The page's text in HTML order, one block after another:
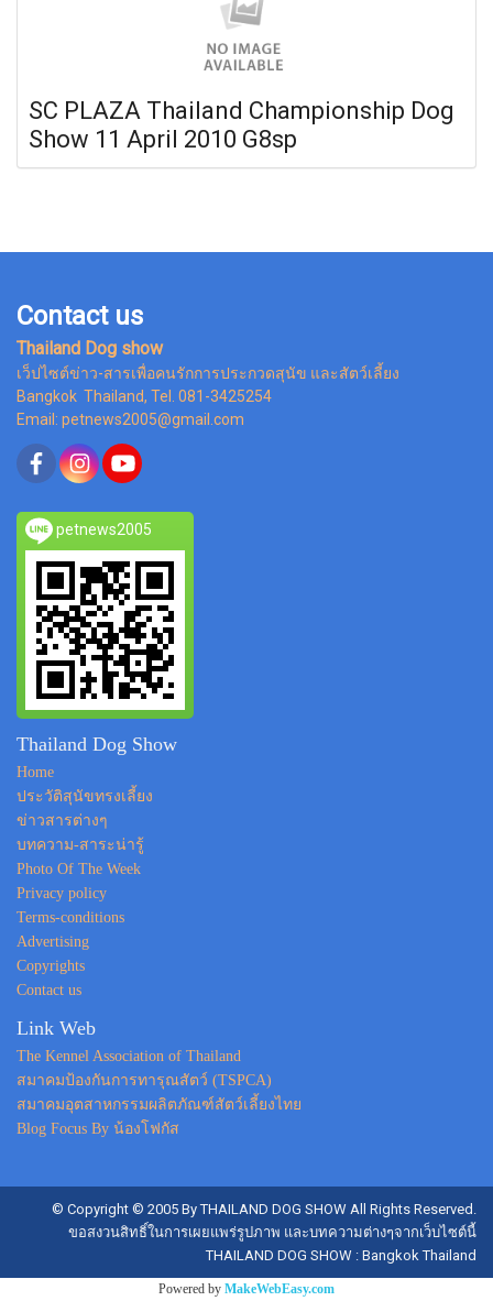
SC PLAZA Thailand Championship Dog
Show 11 April 2010 G8sp
Contact us
Thailand Dog show
เว็ปไซต์ข่าว-สารเพื่อคนรักการประกวดสุนัข และสัตว์เลี้ยง
Bangkok Thailand, Tel. 081-3425254
Email: petnews2005@gmail.com
petnews2005
Thailand Dog Show
Home
ประวัติสุนัขทรงเลี้ยง
ข่าวสารต่างๆ
บทความ-สาระน่ารู้
Photo Of The Week
Privacy policy
Terms-conditions
Advertising
Copyrights
Contact us
Link Web
The Kennel Association of Thailand
สมาคมป้องกันการทารุณสัตว์ (TSPCA)
สมาคมอุตสาหกรรมผลิตภัณฑ์สัตว์เลี้ยงไทย
Blog Focus By น้องโฟกัส
© Copyright © 2005 By THAILAND DOG SHOW All Rights Reserved.
ขอสงวนสิทธิ์ในการเผยแพร่รูปภาพ และบทความต่างๆจากเว็บไซต์นี้
THAILAND DOG SHOW : Bangkok Thailand
Powered by MakeWebEasy.com